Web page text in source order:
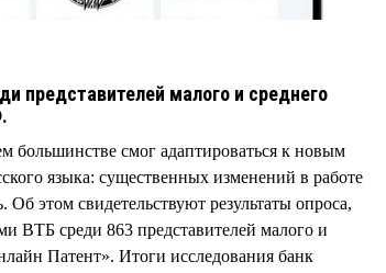
представителей малого и среднего
большинстве смог адаптироваться к новым
языка: существенных изменений в работе
этом свидетельствуют результаты опроса,
ВТБ среди 863 представителей малого и
Патент». Итоги исследования банк